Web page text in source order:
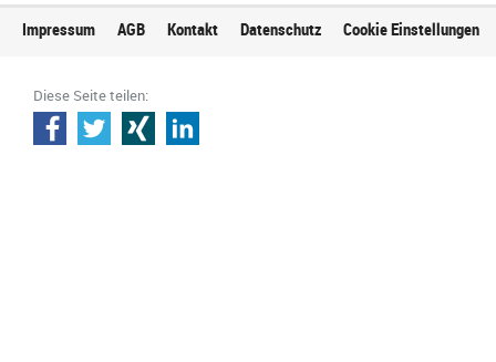
Impressum AGB Kontakt Datenschutz Cookie Einstellungen
Diese Seite teilen: